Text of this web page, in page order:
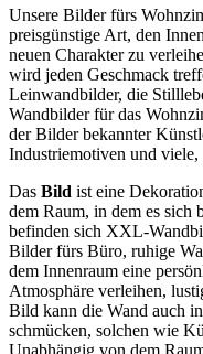
Unsere Bilder fürs
preisgünstige Art, den
neuen Charakter zu
wird jeden Geschmack
Leinwandbilder, die
Wandbilder für das
der Bilder bekannter
Industriemotiven und viele,
Das Bild ist eine
dem Raum, in dem es sich
befinden sich XXL-
Bilder fürs Büro, ruhige
dem Innenraum eine
Atmosphäre verleihen,
Bild kann die Wand auch
schmücken, solchen wie